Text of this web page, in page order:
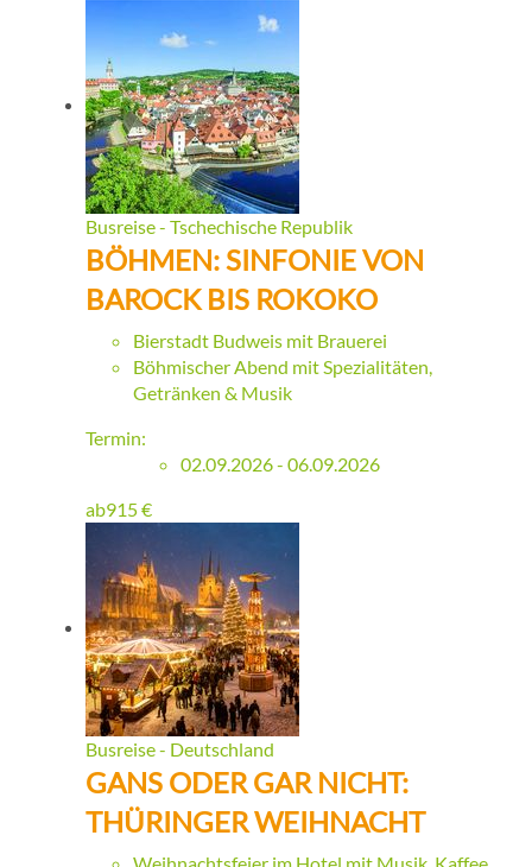
Busreise - Tschechische Republik
BÖHMEN: SINFONIE VON
BAROCK BIS ROKOKO
Bierstadt Budweis mit Brauerei
Böhmischer Abend mit Spezialitäten,
Getränken & Musik
Termin:
02.09.2026 - 06.09.2026
ab915€
Busreise - Deutschland
GANS ODER GAR NICHT:
THÜRINGER WEIHNACHT